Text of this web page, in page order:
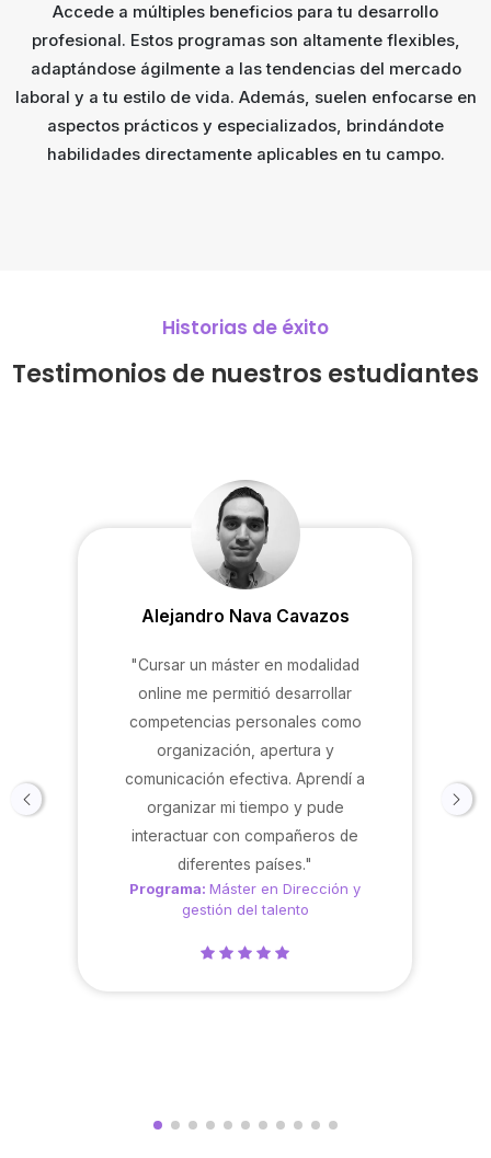
Accede a múltiples beneficios para tu desarrollo
profesional. Estos programas son altamente flexibles,
adaptándose ágilmente a las tendencias del mercado
laboral y a tu estilo de vida. Además, suelen enfocarse en
aspectos prácticos y especializados, brindándote
habilidades directamente aplicables en tu campo.
Historias de éxito
Testimonios de nuestros estudiantes
Alejandro Nava Cavazos
"Cursar un máster en modalidad
online me permitió desarrollar
competencias personales como
organización, apertura y
comunicación efectiva. Aprendí a
organizar mi tiempo y pude
interactuar con compañeros de
diferentes países."
Programa:Máster en Dirección y
gestión del talento